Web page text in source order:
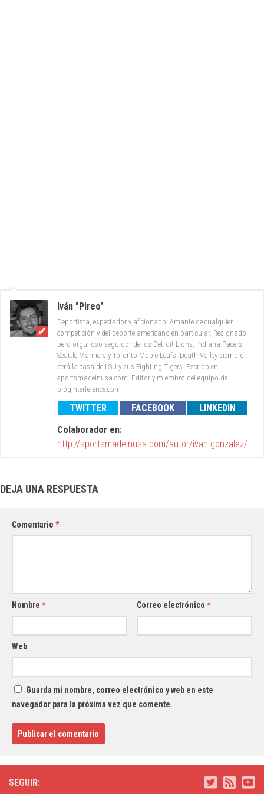
Iván "Pireo"
Deportista, espectador y aficionado. Amante de cualquier
competición y del deporte americano en particular. Resignado
pero orgulloso seguidor de los Detroit Lions, Indiana Pacers,
Seattle Mariners y Toronto Maple Leafs. Death Valley siempre
será la casa de LSU y sus Fighting Tigers. Escribo en
sportsmadeinusa.com. Editor y miembro del equipo de
bloginterference.com
TWITTER FACEBOOK
LINKEDIN
Colaborador en:
http://sportsmadeinusa.com/autor/ivan-gonzalez/
DEJA UNA RESPUESTA
Comentario *
Nombre * Correo electrónico*
Web
Guarda mi nombre, correo electrónico y web en este
navegador para la próxima vez que comente.
SEGUIR: